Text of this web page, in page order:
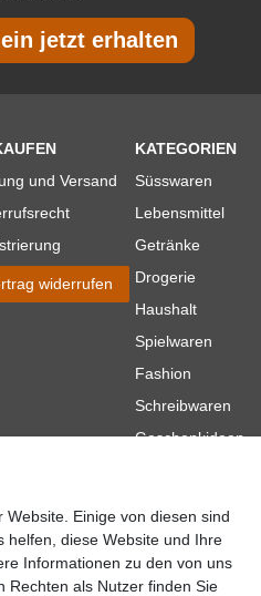
jetzt erhalten
und Versand
widerrufen
KATEGORIEN
Süsswaren
Lebensmittel
Getränke
Drogerie
Haushalt
Spielwaren
Fashion
Schreibwaren
Geschenkideen
Topmarken
WIR AKZEPTIEREN
Einige von diesen sind
helfen, diese Website und Ihre
Informationen zu den von uns
Rechten als Nutzer finden Sie